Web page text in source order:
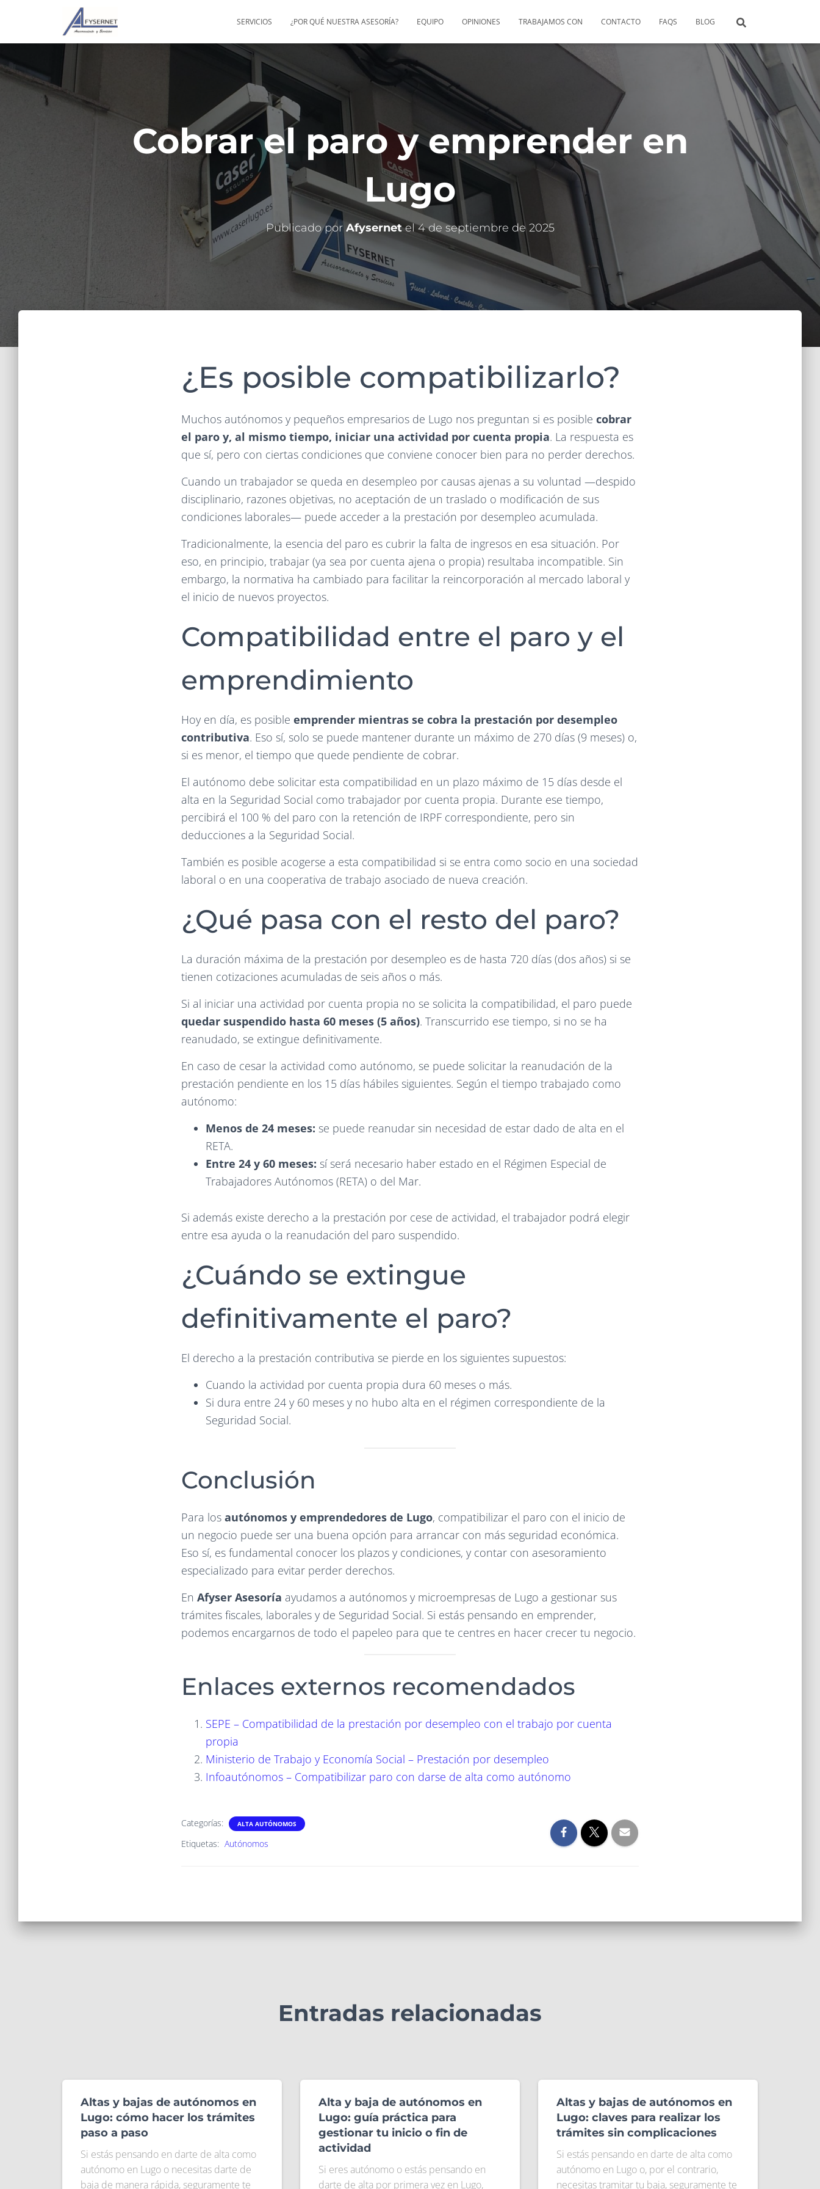
SERVICIOS ¿POR QUÉ NUESTRA ASESORÍA? EQUIPO OPINIONES TRABAJAMOS CON CONTACTO FAQS BLOG
Cobrar el paro y emprender en
Lugo
Publicado por Afysernetel4 de septiembre de 2025
¿Es posible compatibilizarlo?
Muchos autónomos y pequeños empresarios de Lugo nos preguntan si es posible cobrar
el paro y, al mismo tiempo, iniciar una actividad por cuenta propia. La respuesta es
que sí, pero con ciertas condiciones que conviene conocer bien para no perder derechos.
Cuando un trabajador se queda en desempleo por causas ajenas a su voluntad —despido
disciplinario, razones objetivas, no aceptación de un traslado o modificación de sus
condiciones laborales— puede acceder a la prestación por desempleo acumulada.
Tradicionalmente, la esencia del paro es cubrir la falta de ingresos en esa situación. Por
eso, en principio, trabajar (ya sea por cuenta ajena o propia) resultaba incompatible. Sin
embargo, la normativa ha cambiado para facilitar la reincorporación al mercado laboral y
el inicio de nuevos proyectos.
Compatibilidad entre el paro y el
emprendimiento
Hoy en día, es posible emprender mientras se cobra la prestación por desempleo
contributiva. Eso sí, solo se puede mantener durante un máximo de 270 días (9 meses) o,
si es menor, el tiempo que quede pendiente de cobrar.
El autónomo debe solicitar esta compatibilidad en un plazo máximo de 15 días desde el
alta en la Seguridad Social como trabajador por cuenta propia. Durante ese tiempo,
percibirá el 100 % del paro con la retención de IRPF correspondiente, pero sin
deducciones a la Seguridad Social.
También es posible acogerse a esta compatibilidad si se entra como socio en una sociedad
laboral o en una cooperativa de trabajo asociado de nueva creación.
¿Qué pasa con el resto del paro?
La duración máxima de la prestación por desempleo es de hasta 720 días (dos años) si se
tienen cotizaciones acumuladas de seis años o más.
Si al iniciar una actividad por cuenta propia no se solicita la compatibilidad, el paro puede
quedar suspendido hasta 60 meses (5 años). Transcurrido ese tiempo, si no se ha
reanudado, se extingue definitivamente.
En caso de cesar la actividad como autónomo, se puede solicitar la reanudación de la
prestación pendiente en los 15 días hábiles siguientes. Según el tiempo trabajado como
autónomo:
Menos de 24 meses: se puede reanudar sin necesidad de estar dado de alta en el
RETA.
Entre 24 y 60 meses: sí será necesario haber estado en el Régimen Especial de
Trabajadores Autónomos (RETA) o del Mar.
Si además existe derecho a la prestación por cese de actividad, el trabajador podrá elegir
entre esa ayuda o la reanudación del paro suspendido.
¿Cuándo se extingue
definitivamente el paro?
El derecho a la prestación contributiva se pierde en los siguientes supuestos:
Cuando la actividad por cuenta propia dura 60 meses o más.
Si dura entre 24 y 60 meses y no hubo alta en el régimen correspondiente de la
Seguridad Social.
Conclusión
Para los autónomos y emprendedores de Lugo, compatibilizar el paro con el inicio de
un negocio puede ser una buena opción para arrancar con más seguridad económica.
Eso sí, es fundamental conocer los plazos y condiciones, y contar con asesoramiento
especializado para evitar perder derechos.
En Afyser Asesoría ayudamos a autónomos y microempresas de Lugo a gestionar sus
trámites fiscales, laborales y de Seguridad Social. Si estás pensando en emprender,
podemos encargarnos de todo el papeleo para que te centres en hacer crecer tu negocio.
Enlaces externos recomendados
SEPE – Compatibilidad de la prestación por desempleo con el trabajo por cuenta
propia
Ministerio de Trabajo y Economía Social – Prestación por desempleo
Infoautónomos – Compatibilizar paro con darse de alta como autónomo
Categorías: ALTA AUTÓNOMOS
Etiquetas: Autónomos
Entradas relacionadas
Altas y bajas de autónomos en
Lugo: cómo hacer los trámites
paso a paso
Si estás pensando en darte de alta como
autónomo en Lugo o necesitas darte de
baja de manera rápida, seguramente te
Alta y baja de autónomos en
Lugo: guía práctica para
gestionar tu inicio o fin de
actividad
Si eres autónomo o estás pensando en
darte de alta por primera vez en Lugo,
Altas y bajas de autónomos en
Lugo: claves para realizar los
trámites sin complicaciones
Si estás pensando en darte de alta como
autónomo en Lugo o, por el contrario,
necesitas tramitar tu baja, seguramente te